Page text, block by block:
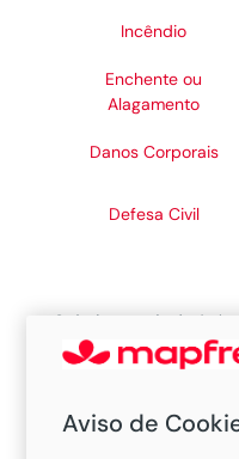
Incêndio
Enchente ou
Alagamento
Danos Corporais
Defesa Civil
Seja bem-vindo à
ajuda você a
Aviso de